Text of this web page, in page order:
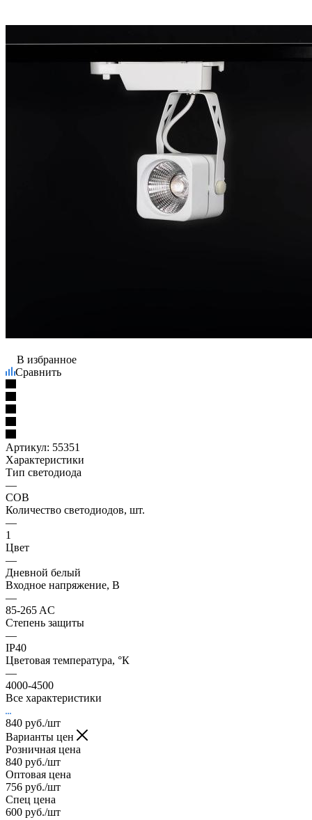
В избранное
Сравнить
Артикул: 55351
Характеристики
Тип светодиода
—
COB
Количество светодиодов, шт.
—
1
Цвет
—
Дневной белый
Входное напряжение, В
—
85-265 AC
Степень защиты
—
IP40
Цветовая температура, °К
—
4000-4500
Все характеристики
840 руб./шт
Варианты цен
Розничная цена
840 руб./шт
Оптовая цена
756 руб./шт
Спец цена
600 руб./шт